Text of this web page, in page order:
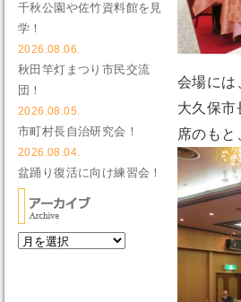
会場には
大久保市
席のもと
千秋公園や佐竹資料館を見
学！
2026.08.06.
秋田竿灯まつり市民交流
団！
2026.08.05.
市町村長自治研究会！
2026.08.04.
盆踊り復活に向け練習会！